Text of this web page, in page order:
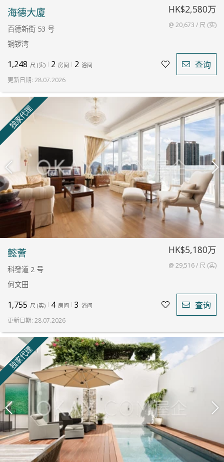
海德大廈
百德新街 53 号
铜锣湾
HK$2,580万
@ 20,673 / 尺 (实)
1,248 尺 (实) 2 房间 2 浴间 查询
更新日期: 28.07.2026
懿薈
科發道 2 号
何文田
HK$5,180万
@ 29,516 / 尺 (实)
1,755 尺 (实) 4 房间 3 浴间 查询
更新日期: 28.07.2026
独家代理
独家代理